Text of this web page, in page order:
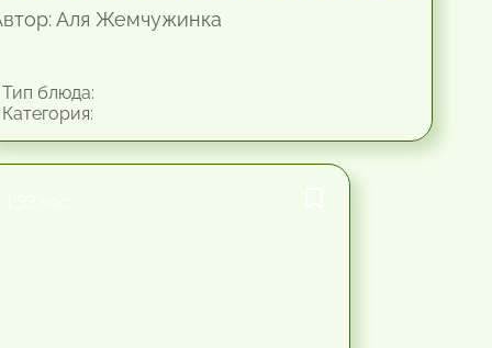
Аля Жемчужинка
блюда: